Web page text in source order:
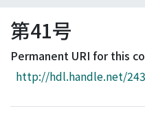
Browse
Download Ranking
Access Statistics
第41号
Permanent URI for this
http://hdl.handle.net/